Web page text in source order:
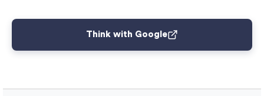
Think with Google